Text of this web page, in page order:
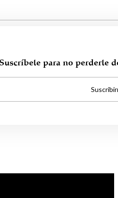
Suscríbete para no perderte